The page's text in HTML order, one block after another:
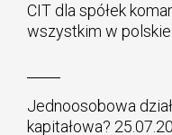
CIT dla spółek
wszystkim w
Jednoosobowa
kapitałowa?